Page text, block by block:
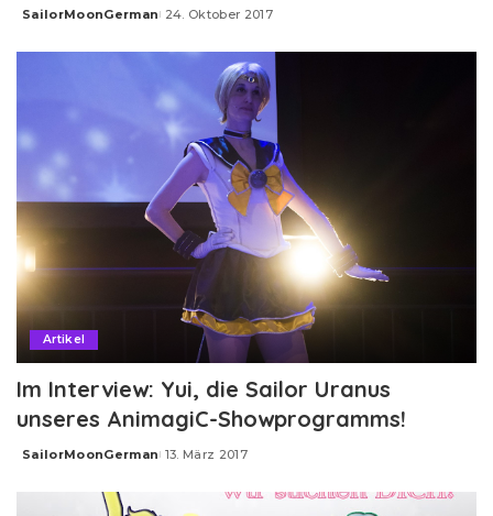
Posted
SailorMoonGerman 24. Oktober 2017
Artikel
Im Interview: Yui, die Sailor Uranus
unseres AnimagiC-Showprogramms!
Posted
SailorMoonGerman 13. März 2017